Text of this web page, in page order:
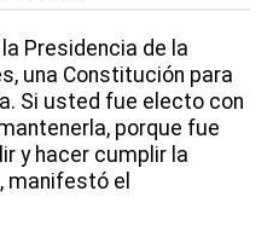
Presidencia de la
una Constitución para
Si usted fue electo con
porque fue
y hacer cumplir la
manifestó el